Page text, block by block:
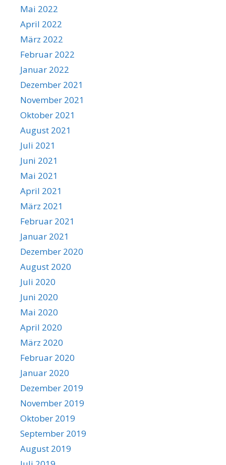
Mai 2022
April 2022
März 2022
Februar 2022
Januar 2022
Dezember 2021
November 2021
Oktober 2021
August 2021
Juli 2021
Juni 2021
Mai 2021
April 2021
März 2021
Februar 2021
Januar 2021
Dezember 2020
August 2020
Juli 2020
Juni 2020
Mai 2020
April 2020
März 2020
Februar 2020
Januar 2020
Dezember 2019
November 2019
Oktober 2019
September 2019
August 2019